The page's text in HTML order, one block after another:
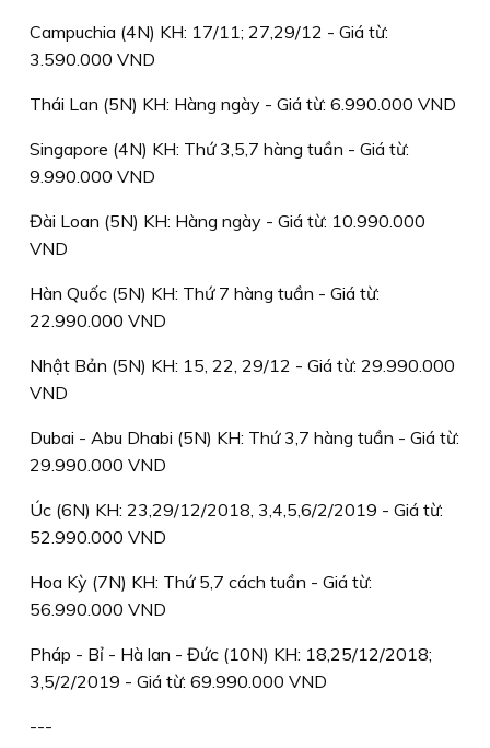
Campuchia (4N) KH: 17/11; 27,29/12 - Giá từ:
3.590.000 VND
Thái Lan (5N) KH: Hàng ngày - Giá từ: 6.990.000 VND
Singapore (4N) KH: Thứ 3,5,7 hàng tuần - Giá từ:
9.990.000 VND
Đài Loan (5N) KH: Hàng ngày - Giá từ: 10.990.000
VND
Hàn Quốc (5N) KH: Thứ 7 hàng tuần - Giá từ:
22.990.000 VND
Nhật Bản (5N) KH: 15, 22, 29/12 - Giá từ: 29.990.000
VND
Dubai - Abu Dhabi (5N) KH: Thứ 3,7 hàng tuần - Giá từ:
29.990.000 VND
Úc (6N) KH: 23,29/12/2018, 3,4,5,6/2/2019 - Giá từ:
52.990.000 VND
Hoa Kỳ (7N) KH: Thứ 5,7 cách tuần - Giá từ:
56.990.000 VND
Pháp - Bỉ - Hà lan - Đức (10N) KH: 18,25/12/2018;
3,5/2/2019 - Giá từ: 69.990.000 VND
---